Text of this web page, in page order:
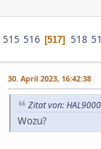
515 516 517 518
30. April 2023, 16:42:38
Zitat von:
Wozu?